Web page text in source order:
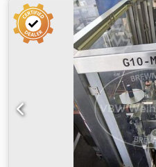
veya birlikte temin edilebilir.